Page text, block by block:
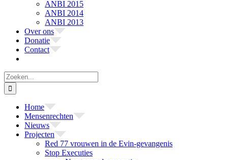
ANBI 2015
ANBI 2014
ANBI 2013
Over ons
Donatie
Contact
Zoeken
naar:
Home
Mensenrechten
Nieuws
Projecten
Red 77 vrouwen in de Evin-gevangenis
Stop Executies